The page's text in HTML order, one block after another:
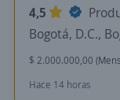
4,5
Bogotá, D.C.,
$ 2.000.000,00
Hace 14 horas